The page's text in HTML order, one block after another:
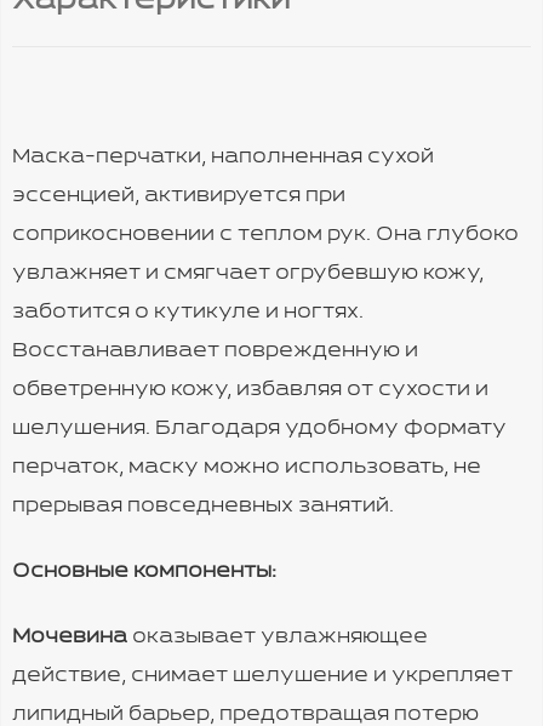
Маска-перчатки, наполненная сухой
эссенцией, активируется при
соприкосновении с теплом рук. Она глубоко
увлажняет и смягчает огрубевшую кожу,
заботится о кутикуле и ногтях.
Восстанавливает поврежденную и
обветренную кожу, избавляя от сухости и
шелушения. Благодаря удобному формату
перчаток, маску можно использовать, не
прерывая повседневных занятий.
Основные компоненты:
Мочевина оказывает увлажняющее
действие, снимает шелушение и укрепляет
липидный барьер, предотвращая потерю